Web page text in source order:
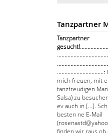
Tanzpartner
Tanzpartner
...............................:
mich freuen, mit
tanzfreudigen
Salsa) zu
ev auch in [...].
besten ne E-Mail